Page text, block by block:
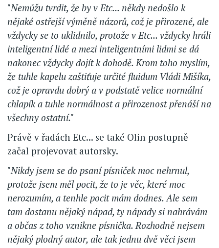
"Nemůžu tvrdit, že by v Etc... někdy nedošlo k
nějaké ostřejší výměně názorů, což je přirozené, ale
vždycky se to uklidnilo, protože v Etc... vždycky hráli
inteligentní lidé a mezi inteligentními lidmi se dá
nakonec vždycky dojít k dohodě. Krom toho myslím,
že tuhle kapelu zaštiťuje určité fluidum Vládi Mišíka,
což je opravdu dobrý a v podstatě velice normální
chlapík a tuhle normálnost a přirozenost přenáší na
všechny ostatní."
Právě v řadách Etc... se také Olin postupně
začal projevovat autorsky.
"Nikdy jsem se do psaní písniček moc nehrnul,
protože jsem měl pocit, že to je věc, které moc
nerozumím, a tenhle pocit mám dodnes. Ale sem
tam dostanu nějaký nápad, ty nápady si nahrávám
a občas z toho vznikne písnička. Rozhodně nejsem
nějaký plodný autor, ale tak jednu dvě věci jsem